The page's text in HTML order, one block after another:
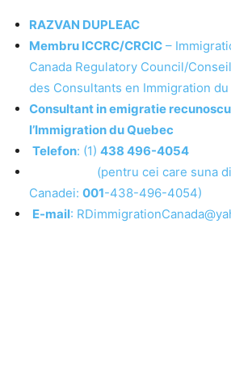
RAZVAN DUPLEAC
Membru ICCRC/CRCIC –
Canada Regulatory Council/
des Consultants en Immigration du
Consultant in emigratie
l’Immigration du Quebec
Telefon: (1) 438 496-4054
(pentru cei care suna din
Canadei: 001-438-496-4054)
E-mail: